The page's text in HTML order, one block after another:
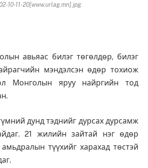
10-11-20[www.urlag.mn].jpg
авьяас билэг төгөлдөр, билэг
мэндэлсэн өдөр тохиож
Монголын яруу найргийн тод
дунд тэднийг дурсах дурсамж
21 жилийн зайтай нэг өдөр
түүхийг харахад төстэй